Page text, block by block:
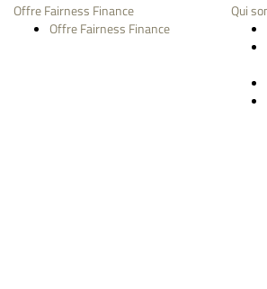
Offre Fairness Finance
Offre Fairness Finance
Qui